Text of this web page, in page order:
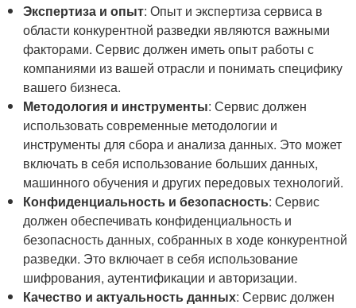
Экспертиза и опыт: Опыт и экспертиза сервиса в
области конкурентной разведки являются важными
факторами. Сервис должен иметь опыт работы с
компаниями из вашей отрасли и понимать специфику
вашего бизнеса.
Методология и инструменты: Сервис должен
использовать современные методологии и
инструменты для сбора и анализа данных. Это может
включать в себя использование больших данных,
машинного обучения и других передовых технологий.
Конфиденциальность и безопасность: Сервис
должен обеспечивать конфиденциальность и
безопасность данных, собранных в ходе конкурентной
разведки. Это включает в себя использование
шифрования, аутентификации и авторизации.
Качество и актуальность данных: Сервис должен